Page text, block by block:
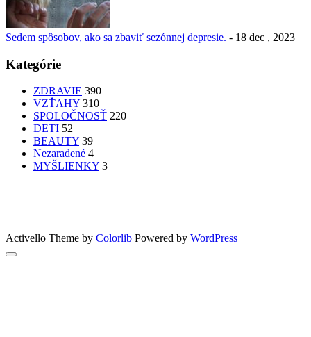
Sedem spôsobov, ako sa zbaviť sezónnej depresie. - 18 dec , 2023
Kategórie
ZDRAVIE 390
VZŤAHY 310
SPOLOČNOSŤ 220
DETI 52
BEAUTY 39
Nezaradené 4
MYŠLIENKY 3
Activello Theme by Colorlib Powered by WordPress